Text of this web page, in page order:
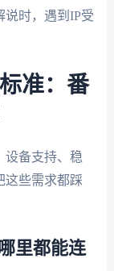
说时，遇到IP受
准：番
设备支持、稳
这些需求都踩
里都能连